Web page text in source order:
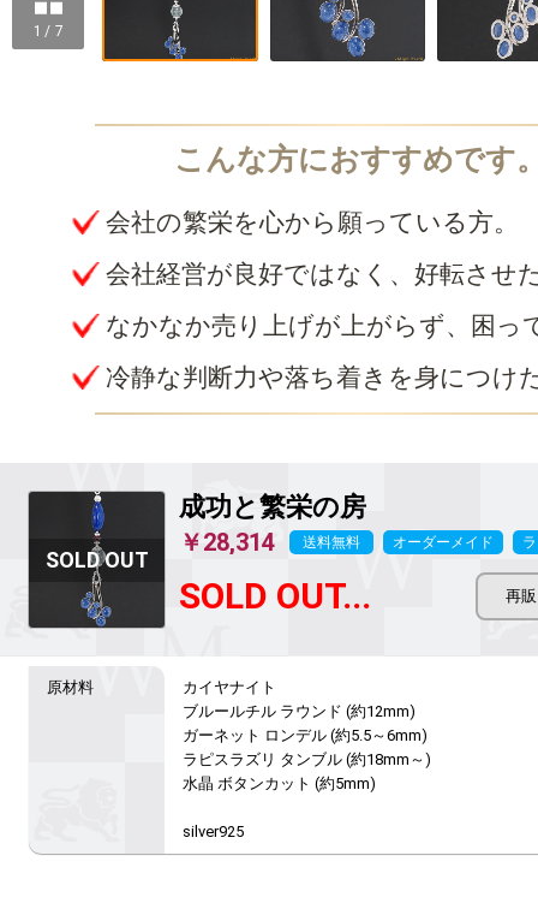
1 / 7
会社の繁栄を心から願っている方。
会社経営が良好ではなく、好転させ
なかなか売り上げが上がらず、困っ
冷静な判断力や落ち着きを身につけ
成功と繁栄の房
￥28,314 送料無料 オーダーメイド
SOLD OUT...
カイヤナイト
ブルールチル ラウンド (約12mm)
ガーネット ロンデル (約5.5～6mm)
ラピスラズリ タンブル (約18mm～)
水晶 ボタンカット (約5mm)
silver925